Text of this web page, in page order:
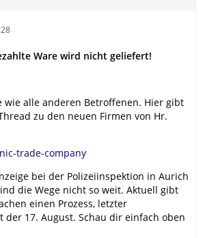
Ware wird nicht geliefert!
wie alle anderen Betroffenen. Hier gibt
zu den neuen Firmen von Hr.
trade-company
bei der Polizeiinspektion in Aurich
die Wege nicht so weit. Aktuell gibt
einen Prozess, letzter
der 17. August. Schau dir einfach oben